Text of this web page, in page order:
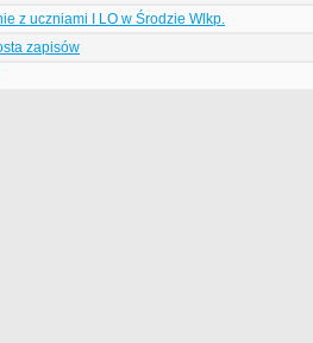
z uczniami I LO w Środzie Wlkp.
zapisów